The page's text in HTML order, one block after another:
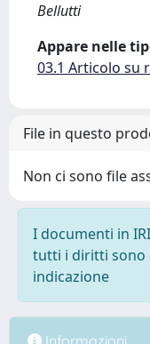
Bellutti
Appare nelle
03.1 Articolo su
File in questo
Non ci sono file
I documenti in
tutti i diritti sono
indicazione
Informazioni